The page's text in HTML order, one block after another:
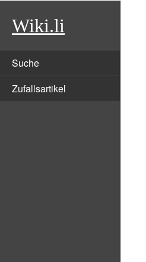
Wiki.li
Suche
Zufallsartikel